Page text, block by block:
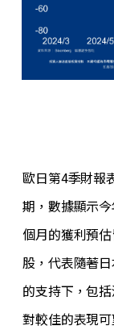
歐日第4季財報
期，數據顯示
個月的獲利預
股，代表隨著
的支持下，包
對較佳的表現可